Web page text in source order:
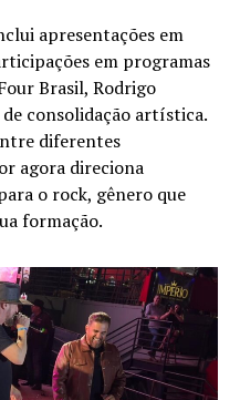
apresentações em
em programas
Brasil, Rodrigo
consolidação artística.
diferentes
agora direciona
o rock, gênero que
formação.